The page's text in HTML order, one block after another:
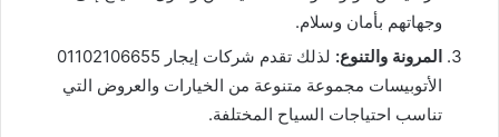
وجهاتهم بأمان وسلام.
المرونة والتنوع:
لذلك تقدم شركات إيجار 01102106655
الأتوبيسات مجموعة متنوعة من الخيارات والعروض التي
تناسب احتياجات السياح المختلفة.